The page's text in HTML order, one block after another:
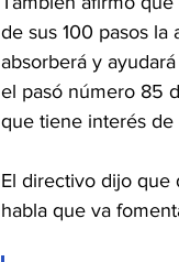
de sus 100 pasos
absorberá y
el pasó número 85
que tiene interés de
El directivo dijo que
habla que va